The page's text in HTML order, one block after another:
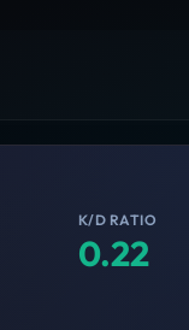
K/D RATIO
0.22